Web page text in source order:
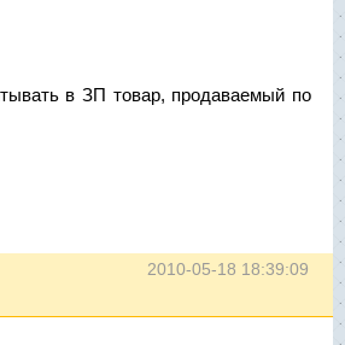
в ЗП товар, продаваемый по
2010-05-18 18:39:09